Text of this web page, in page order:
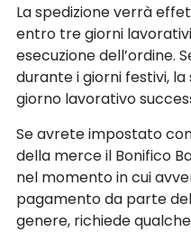
La spedizione verrà
entro tre giorni
esecuzione dell’ordine.
durante i giorni festivi,
giorno lavorativo
Se avrete impostato
della merce il Bonifico
nel momento in cui
pagamento da parte
genere, richiede